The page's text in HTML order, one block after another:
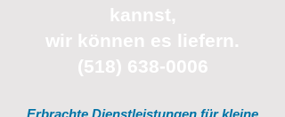
kannst,
wir können es liefern.
(518) 638-0006
Erbrachte Dienstleistungen für kleine